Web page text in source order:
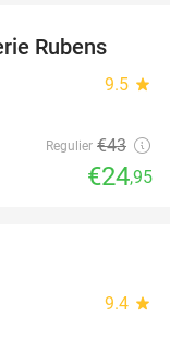
42%
Rubens
9.5 star
Regulier €43
€24,95
9.4 star